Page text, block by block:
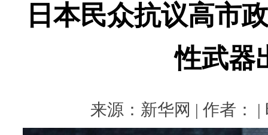
日本民众抗议高市
性武器
来源：新华网 | 作者： |